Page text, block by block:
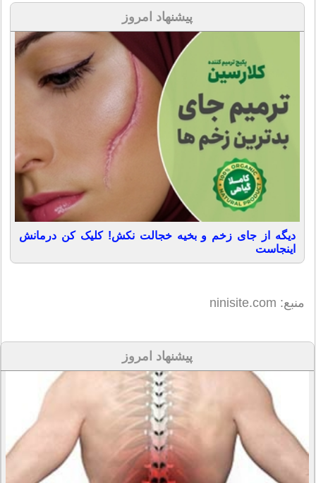
پیشنهاد امروز
دیگه از جای زخم و بخیه خجالت نکش! کلیک کن درمانش
اینجاست
منبع: ninisite.com
پیشنهاد امروز